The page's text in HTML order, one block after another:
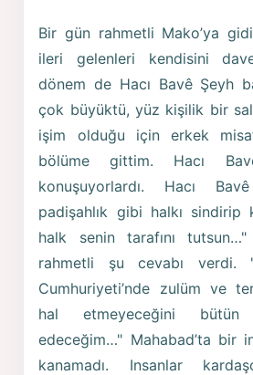
Bir gün rahmetli Mako’ya
ileri gelenleri kendisini
dönem de Hacı Bavê Şeyh
çok büyüktü, yüz kişilik bir
işim olduğu için erkek
bölüme gittim. Hacı
konuşuyorlardı. Hacı
padişahlık gibi halkı sindirip
halk senin tarafını
rahmetli şu cevabı verdi.
Cumhuriyeti’nde zulüm ve
hal etmeyeceğini
edeceğim…" Mahabad’ta bir
kanamadı. Insanlar